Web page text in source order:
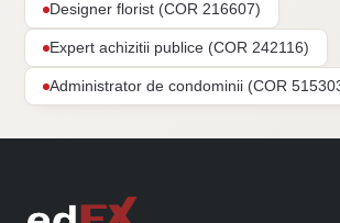
Designer florist (COR 216607)
Expert achizitii publice (COR 242116)
Administrator de condominii (COR